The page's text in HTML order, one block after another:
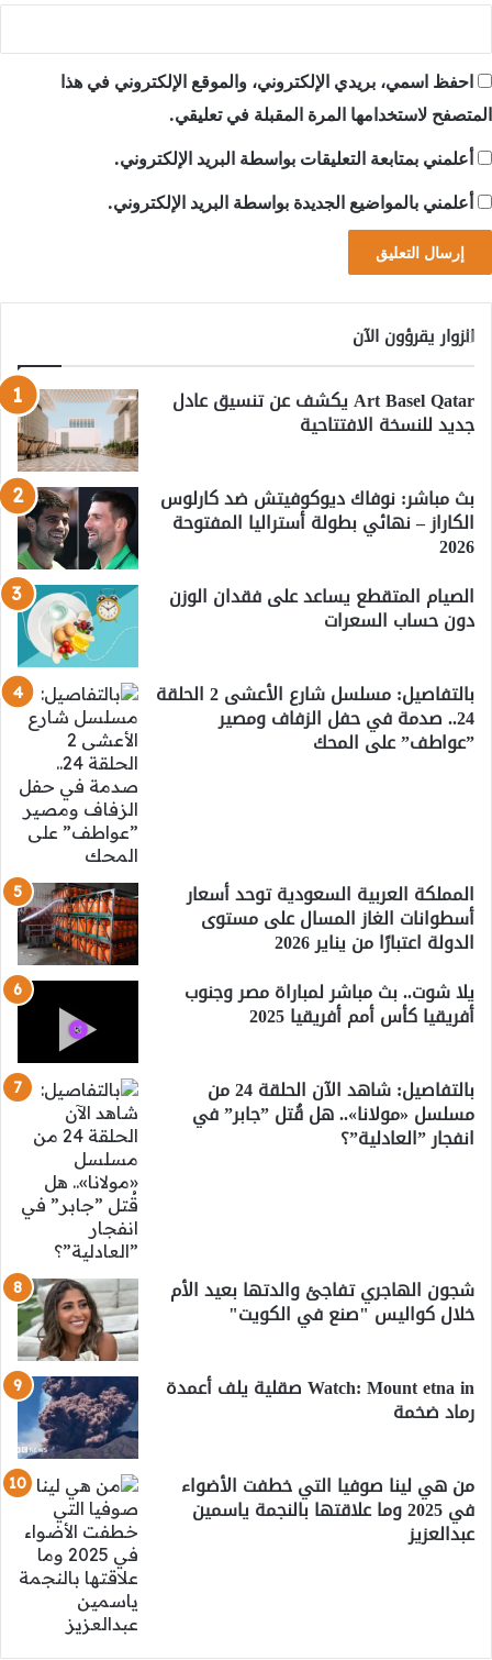
احفظ اسمي، بريدي الإلكتروني، والموقع الإلكتروني في هذا
المتصفح لاستخدامها المرة المقبلة في تعليقي.
أعلمني بمتابعة التعليقات بواسطة البريد الإلكتروني.
أعلمني بالمواضيع الجديدة بواسطة البريد الإلكتروني.
الزوار يقرؤون الآن
Art Basel Qatar يكشف عن تنسيق عادل
جديد للنسخة الافتتاحية
بث مباشر: نوفاك ديوكوفيتش ضد كارلوس
الكاراز – نهائي بطولة أستراليا المفتوحة
2026
الصيام المتقطع يساعد على فقدان الوزن
دون حساب السعرات
بالتفاصيل: مسلسل شارع الأعشى 2 الحلقة
24.. صدمة في حفل الزفاف ومصير
”عواطف” على المحك
المملكة العربية السعودية توحد أسعار
أسطوانات الغاز المسال على مستوى
الدولة اعتبارًا من يناير 2026
يلا شوت.. بث مباشر لمباراة مصر وجنوب
أفريقيا كأس أمم أفريقيا 2025
بالتفاصيل: شاهد الآن الحلقة 24 من
مسلسل «مولانا».. هل قُتل ”جابر” في
انفجار ”العادلية”؟
شجون الهاجري تفاجئ والدتها بعيد الأم
خلال كواليس "صنع في الكويت"
Watch: Mount etna in صقلية يلف أعمدة
رماد ضخمة
من هي لينا صوفيا التي خطفت الأضواء
في 2025 وما علاقتها بالنجمة ياسمين
عبدالعزيز